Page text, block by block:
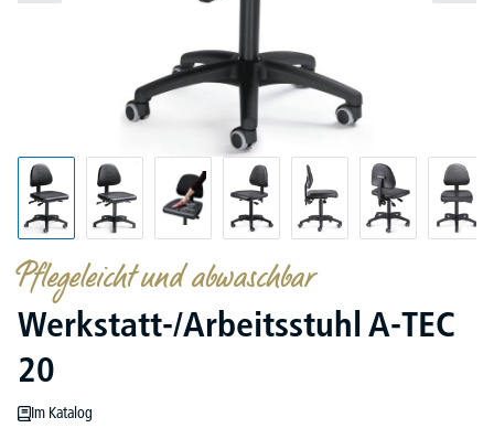
Pflegeleicht und abwaschbar
Werkstatt-/Arbeitsstuhl A-TEC
20
Im Katalog